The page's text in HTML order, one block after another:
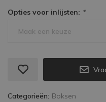
Opties voor inlijsten: *
Maak een keuze
Categorieën: Boksen